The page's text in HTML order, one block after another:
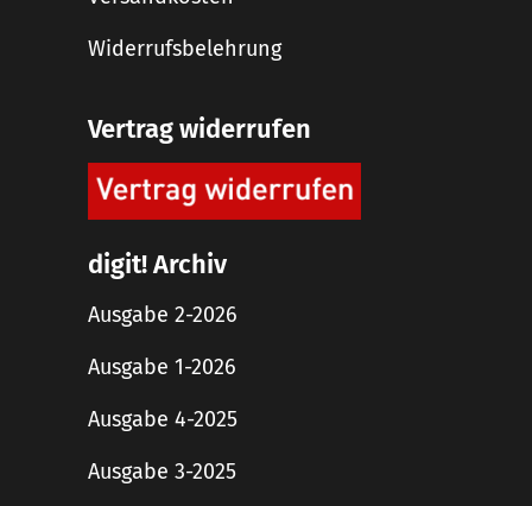
Widerrufsbelehrung
Vertrag widerrufen
digit! Archiv
Ausgabe 2-2026
Ausgabe 1-2026
Ausgabe 4-2025
Ausgabe 3-2025